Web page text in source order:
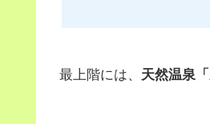
最上階には、 天然温泉「